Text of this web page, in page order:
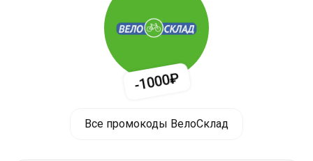
-1000₽
Все промокоды ВелоСклад